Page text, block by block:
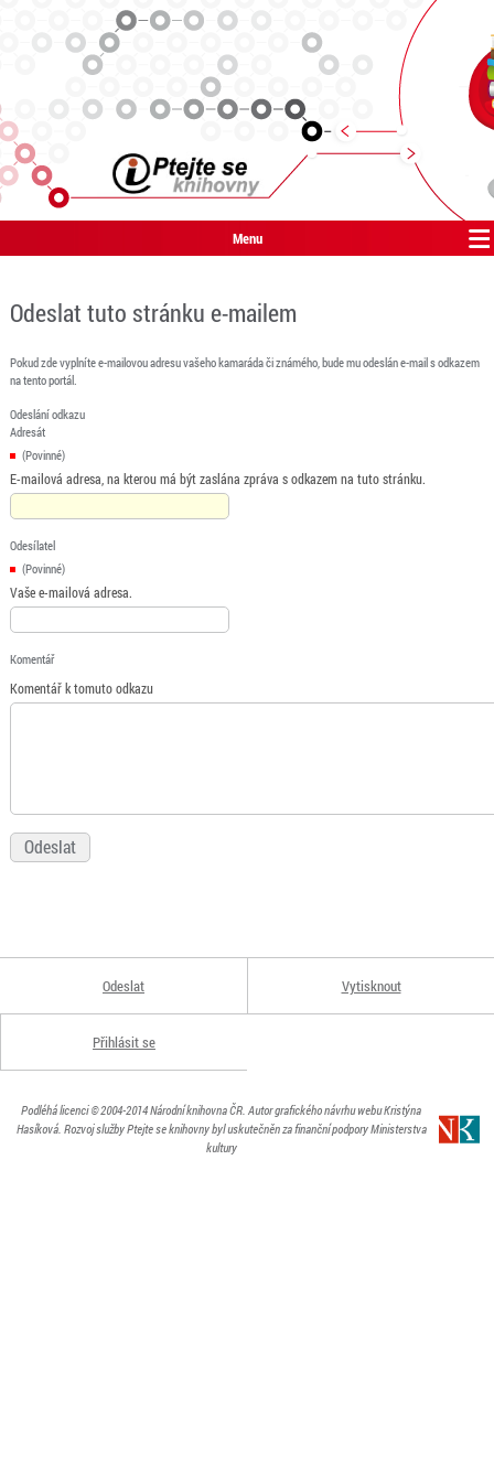
Menu
Odeslat tuto stránku e-mailem
Pokud zde vyplníte e-mailovou adresu vašeho kamaráda či známého, bude mu odeslán e-mail s odkazem
na tento portál.
Odeslání odkazu
Adresát
(Povinné)
E-mailová adresa, na kterou má být zaslána zpráva s odkazem na tuto stránku.
Odesílatel
(Povinné)
Vaše e-mailová adresa.
Komentář
Komentář k tomuto odkazu
Odeslat Vytisknout
Přihlásit se
Podléhá licenci© 2004-2014Národní knihovna ČR. Autor grafického návrhu webu Kristýna
Hasíková. Rozvoj služby Ptejte se knihovny byl uskutečněn za finanční podpory Ministerstva
kultury